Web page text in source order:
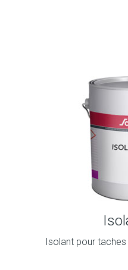
Isolant pour taches